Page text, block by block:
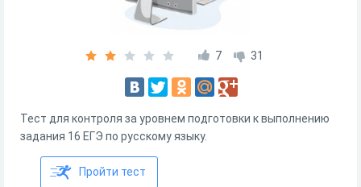
7 31
Тест для контроля за уровнем подготовки к выполнению
задания 16 ЕГЭ по русскому языку.
Пройти тест